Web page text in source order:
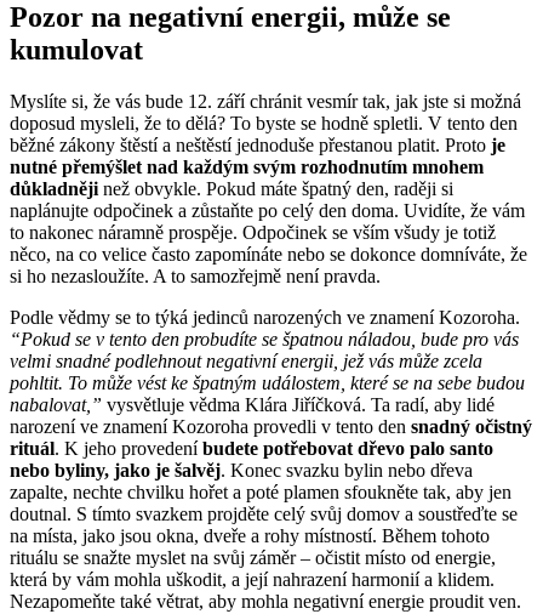
Pozor na negativní energii, může se
kumulovat
Myslíte si, že vás bude 12. září chránit vesmír tak, jak jste si možná
doposud mysleli, že to dělá? To byste se hodně spletli. V tento den
běžné zákony štěstí a neštěstí jednoduše přestanou platit. Proto je
nutné přemýšlet nad každým svým rozhodnutím mnohem
důkladněji než obvykle. Pokud máte špatný den, raději si
naplánujte odpočinek a zůstaňte po celý den doma. Uvidíte, že vám
to nakonec náramně prospěje. Odpočinek se vším všudy je totiž
něco, na co velice často zapomínáte nebo se dokonce domníváte, že
si ho nezasloužíte. A to samozřejmě není pravda.
Podle vědmy se to týká jedinců narozených ve znamení Kozoroha.
“Pokud se v tento den probudíte se špatnou náladou, bude pro vás
velmi snadné podlehnout negativní energii, jež vás může zcela
pohltit. To může vést ke špatným událostem, které se na sebe budou
nabalovat,” vysvětluje vědma Klára Jiříčková. Ta radí, aby lidé
narození ve znamení Kozoroha provedli v tento den snadný očistný
rituál. K jeho provedeníbudete potřebovat dřevo palo santo
nebo byliny, jako je šalvěj. Konec svazku bylin nebo dřeva
zapalte, nechte chvilku hořet a poté plamen sfoukněte tak, aby jen
doutnal. S tímto svazkem projděte celý svůj domov a soustřeďte se
na místa, jako jsou okna, dveře a rohy místností. Během tohoto
rituálu se snažte myslet na svůj záměr – očistit místo od energie,
která by vám mohla uškodit, a její nahrazení harmonií a klidem.
Nezapomeňte také větrat, aby mohla negativní energie proudit ven.